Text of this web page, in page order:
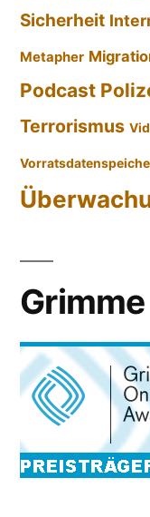
Sicherheit
Metapher
Podcast
Terrorismus